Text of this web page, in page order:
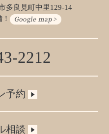
多良見町中里129-14
2212
予約
相談